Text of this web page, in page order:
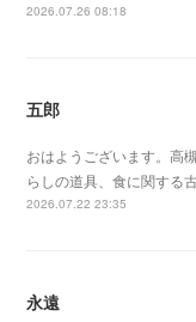
2026.07.26 08:18
五郎
おはようございます。高
らしの道具、食に関する
2026.07.22 23:35
永遠